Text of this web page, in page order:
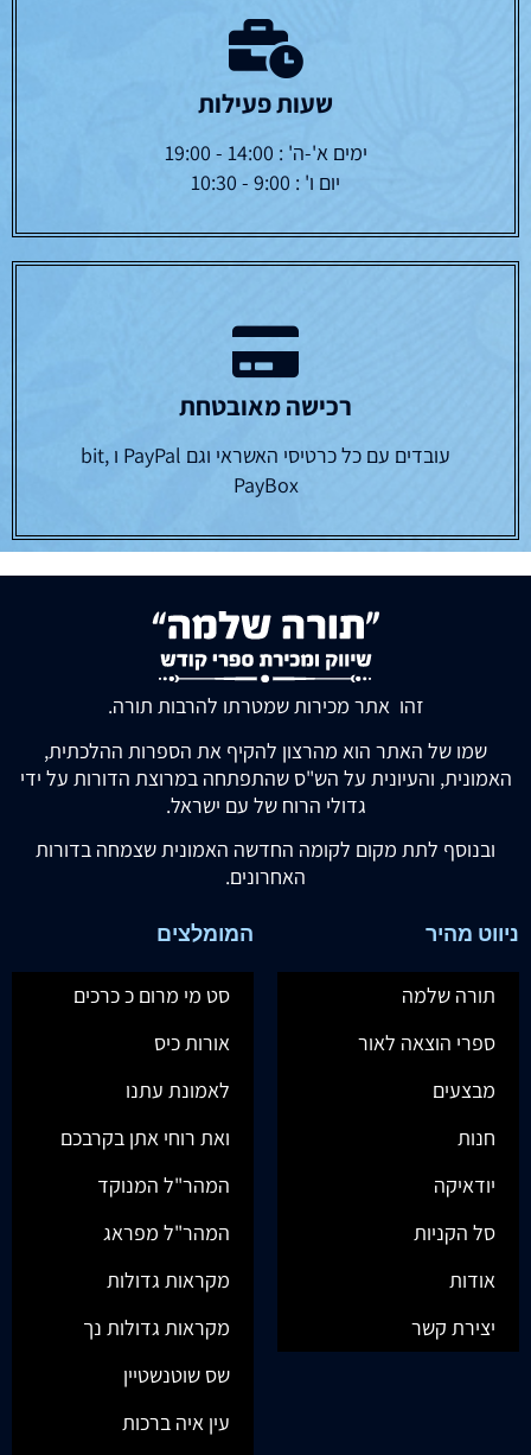
שעות פעילות
ימים א'-ה' : 14:00 - 19:00
יום ו' : 9:00 - 10:30
רכישה מאובטחת
עובדים עם כל כרטיסי האשראי וגם PayPal ו bit,
PayBox
זהו אתר מכירות שמטרתו להרבות תורה.
שמו של האתר הוא מהרצון להקיף את הספרות ההלכתית,
האמונית, והעיונית על הש"ס שהתפתחה במרוצת הדורות על ידי
גדולי הרוח של עם ישראל.
ובנוסף לתת מקום לקומה החדשה האמונית שצמחה בדורות
האחרונים.
ניווט מהיר
תורה שלמה
ספרי הוצאה לאור
מבצעים
חנות
יודאיקה
סל הקניות
אודות
יצירת קשר
המומלצים
סט מי מרום כ כרכים
אורות כיס
לאמונת עתנו
ואת רוחי אתן בקרבכם
המהר"ל המנוקד
המהר"ל מפראג
מקראות גדולות
מקראות גדולות נך
שס שוטנשטיין
עין איה ברכות